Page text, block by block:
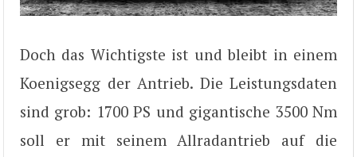
Doch das Wichtigste ist und bleibt in einem
Koenigsegg der Antrieb. Die Leistungsdaten
sind grob: 1700 PS und gigantische 3500 Nm
soll er mit seinem Allradantrieb auf die